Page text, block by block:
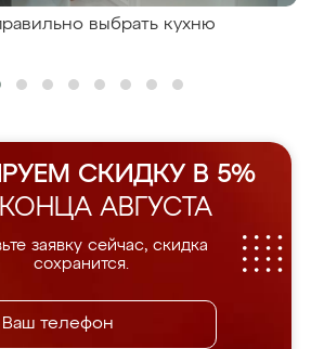
выбрать кухню
СКИДКУ В 5%
АВГУСТА
заявку сейчас, скидка
сохранится.